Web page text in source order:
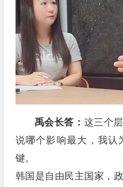
禹会长答： 这三个
说哪个影响最大，我认
键。
韩国是自由民主国家，